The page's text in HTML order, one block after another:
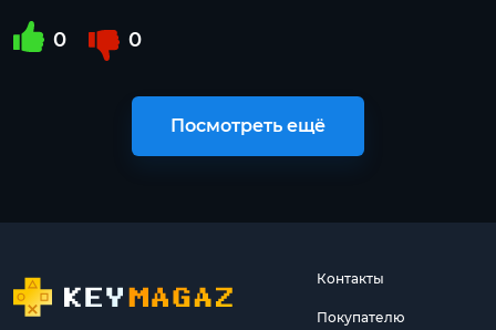
0 0
Посмотреть ещё
Контакты
Покупателю